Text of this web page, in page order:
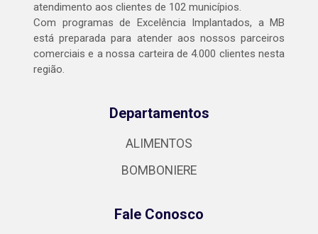
atendimento aos clientes de 102 municípios.
Com programas de Excelência Implantados, a MB
está preparada para atender aos nossos parceiros
comerciais e a nossa carteira de 4.000 clientes nesta
região.
Departamentos
ALIMENTOS
BOMBONIERE
Fale Conosco